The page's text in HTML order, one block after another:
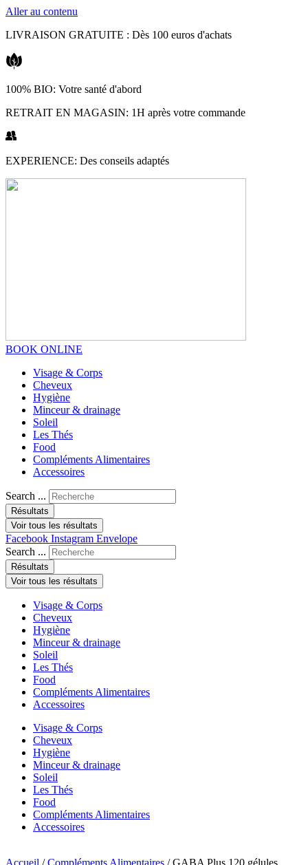
Aller au contenu
LIVRAISON GRATUITE : Dès 100 euros d'achats
100% BIO: Votre santé d'abord
RETRAIT EN MAGASIN: 1H après votre commande
EXPERIENCE: Des conseils adaptés
BOOK ONLINE
Visage & Corps
Cheveux
Hygiène
Minceur & drainage
Soleil
Les Thés
Food
Compléments Alimentaires
Accessoires
Search ...
Résultats
Voir tous les résultats
Facebook Instagram Envelope
Search ...
Résultats
Voir tous les résultats
Visage & Corps
Cheveux
Hygiène
Minceur & drainage
Soleil
Les Thés
Food
Compléments Alimentaires
Accessoires
Visage & Corps
Cheveux
Hygiène
Minceur & drainage
Soleil
Les Thés
Food
Compléments Alimentaires
Accessoires
Accueil /Compléments Alimentaires / GABA Plus 120 gélules